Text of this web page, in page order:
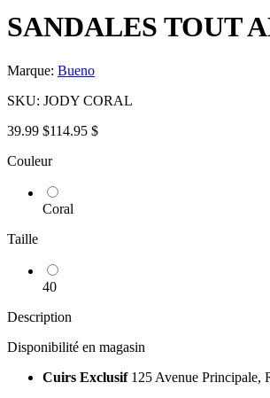
SANDALES TOUT
Marque: Bueno
SKU: JODY CORAL
39.99 $114.95 $
Couleur
Coral
Taille
40
Description
Disponibilité en magasin
Cuirs Exclusif 125 Avenue Principale,